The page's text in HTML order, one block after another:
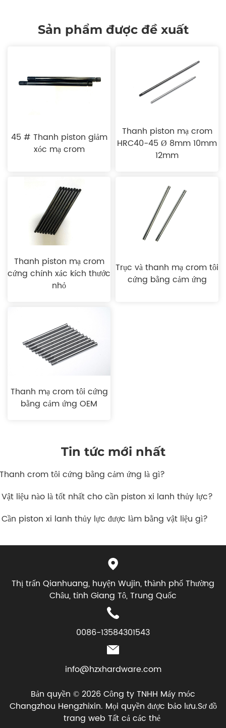
Sản phẩm được đề xuất
45 # Thanh piston giảm
xóc mạ crom
Thanh piston mạ crom
HRC40-45 Ø 8mm 10mm
12mm
Thanh piston mạ crom
cứng chính xác kích thước
nhỏ
Trục và thanh mạ crom tôi
cứng bằng cảm ứng
Thanh mạ crom tôi cứng
bằng cảm ứng OEM
Tin tức mới nhất
crom tôi cứng bằng cảm ứng là gì?
liệu nào là tốt nhất cho cần piston xi lanh thủy lực?
piston xi lanh thủy lực được làm bằng vật liệu gì?
Thị trấn Qianhuang, huyện Wujin, thành phố Thường
Châu, tỉnh Giang Tô, Trung Quốc
0086-13584301543
info@hzxhardware.com
Bản quyền © 2026 Công ty TNHH Máy móc
Changzhou Hengzhixin. Mọi quyền được bảo lưu.Sơ đồ
trang web Tất cả các thẻ